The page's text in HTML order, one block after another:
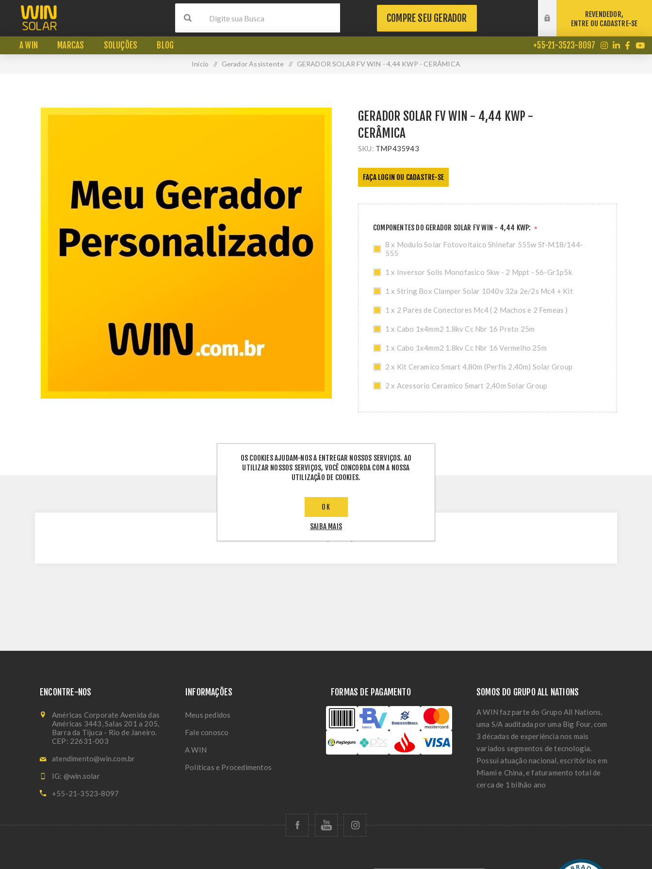
COMPRE SEU GERADOR
REVENDEDOR,
ENTRE OU CADASTRE-SE
A WIN MARCAS SOLUÇÕES BLOG +55-21-3523-8097
Início / Gerador Assistente / GERADOR SOLAR FV WIN - 4,44 KWP - CERÂMICA
GERADOR SOLAR FV WIN - 4,44 KWP -
CERÂMICA
SKU: TMP435943
FAÇA LOGIN OU CADASTRE-SE
COMPONENTES DO GERADOR SOLAR FV WIN - 4,44 KWP: *
8 x Modulo Solar Fotovoltaico Shinefar 555w Sf-M18/144-
555
1 x Inversor Solis Monofasico 5kw - 2 Mppt - S6-Gr1p5k
1 x String Box Clamper Solar 1040v 32a 2e/2s Mc4 + Kit
1 x 2 Pares de Conectores Mc4 ( 2 Machos e 2 Femeas )
1 x Cabo 1x4mm2 1.8kv Cc Nbr 16 Preto 25m
1 x Cabo 1x4mm2 1.8kv Cc Nbr 16 Vermelho 25m
2 x Kit Ceramico Smart 4,80m (Perfis 2,40m) Solar Group
2 x Acessorio Ceramico Smart 2,40m Solar Group
ETIQUETAS DE PRODUTO
ENCONTRE-NOS
Américas Corporate Avenida das
Américas 3443, Salas 201 a 205,
Barra da Tijuca - Rio de Janeiro.
CEP: 22631-003
atendimento@win.com.br
IG: @win.solar
+55-21-3523-8097
INFORMAÇÕES
Meus pedidos
Fale conosco
A WIN
Políticas e Procedimentos
FORMAS DE PAGAMENTO SOMOS DO GRUPO ALL NATIONS
A WIN faz parte do Grupo All Nations,
uma S/A auditada por uma Big Four, com
3 décadas de experiência nos mais
variados segmentos de tecnologia.
Possui atuação nacional, escritórios em
Miami e China, e faturamento total de
cerca de 1 bilhão ano
OS COOKIES AJUDAM-NOS A ENTREGAR NOSSOS SERVIÇOS. AO
UTILIZAR NOSSOS SERVIÇOS, VOCÊ CONCORDA COM A NOSSA
UTILIZAÇÃO DE COOKIES.
OK
SAIBA MAIS